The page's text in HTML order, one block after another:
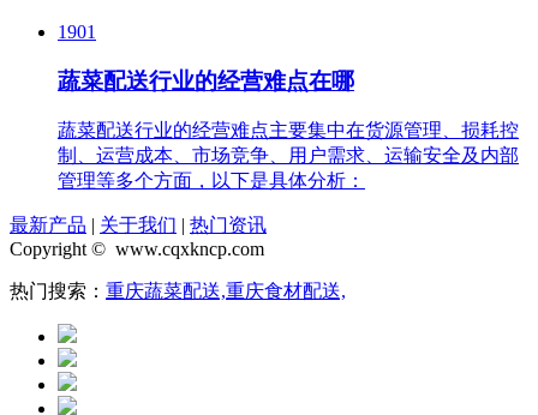
1901
蔬菜配送行业的经营难点在哪
蔬菜配送行业的经营难点主要集中在货源管理、损耗控
制、运营成本、市场竞争、用户需求、运输安全及内部
管理等多个方面，以下是具体分析：
最新产品 | 关于我们 | 热门资讯
Copyright © www.cqxkncp.com
热门搜索： 重庆蔬菜配送,重庆食材配送,